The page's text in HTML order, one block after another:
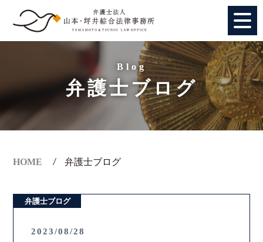
個人のお客様
法人のお客様
Blog
弁護士ブログ
HOME 弁護士ブログ
弁護士ブログ
2023/08/28